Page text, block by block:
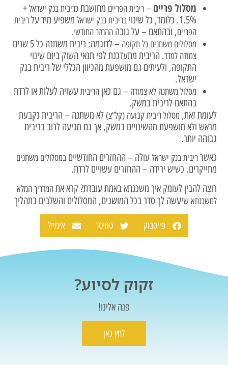
מסלול פריים –ריבית הפריים מחושבתכריבית בנק ישראל+
1.5%. כלומר, כל שינוי
בריבית בנק ישראל משפיע מיד עלריבית
הפריים, ובהתאם – על גובהההחזר החודשי.
מסלולים משתנים כל תקופה – לדוגמה: ריבית משתנה כל 5 שנים
צמודה למדד. הריבית מתעדכנת לפי תנאי השוק ביום שינוי
התקופה, ולעיתים גם מושפעת מהכיוון הכללי של ריבית בנק
ישראל.
מסלול משתנה לא צמודה – גם כאןהריביתעשויה לעלות או לרדת
בהתאם לריבית במשק.
לעומת זאת, מסלול ריבית קבועה (קל”צ)לא משתנה – הריבית נקבעת
מראש ולא מושפעת מהשינויים במשק, אך גם מגיעה לרוב בריבית
גבוהה יותר.
כאשרריבית בנק ישראלעולה – ההחזרים החודשייםבמסלולים משתנים
מתייקרים. כשיש ירידה – ההחזרים עשויים לרדת.
רוצה להבין לעומק איך משכנתא באמת עובדת? קרא אתהמדריך המלא
למשכנתאשיעשה לך סדר בכל המושגים, המסלולים והשלבים בתהליך
פייסבוק טוויטר אימייל
זקוק לסיוע?
פנה אלינו!
לחץ כאן